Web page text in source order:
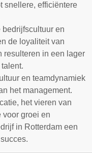
snellere, efficiëntere
bedrijfscultuur en
de loyaliteit van
resulteren in een lager
en teamdynamiek
het management.
het vieren van
voor groei en
in Rotterdam een